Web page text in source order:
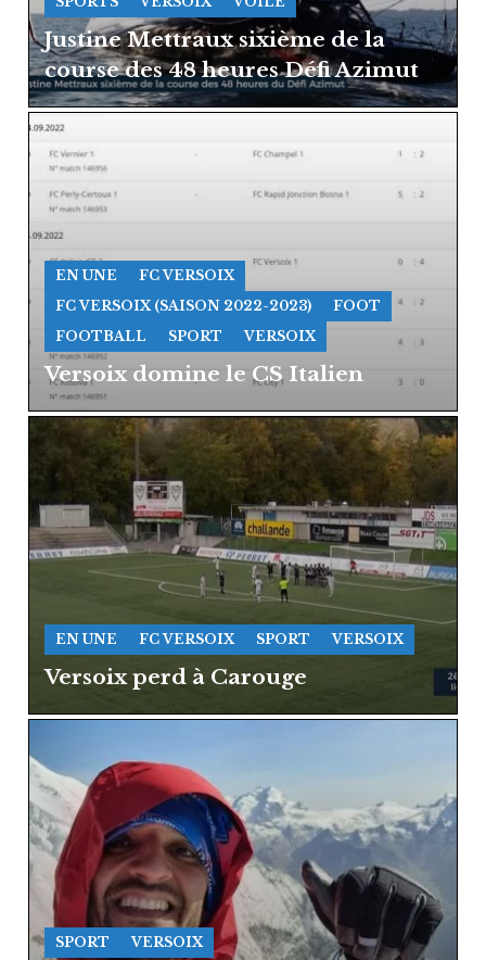
Justine Mettraux sixième de la
course des 48 heures Défi Azimut
EN UNE
FC VERSOIX
FC VERSOIX (SAISON 2022-2023)
FOOT
FOOTBALL
SPORT VERSOIX
Versoix domine le CS Italien
EN UNE FC VERSOIX SPORT VERSOIX
Versoix perd à Carouge
SPORT VERSOIX